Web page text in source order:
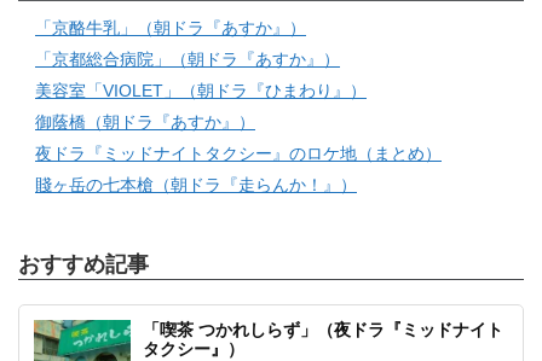
「京酪牛乳」（朝ドラ『あすか』）
「京都総合病院」（朝ドラ『あすか』）
美容室「VIOLET」（朝ドラ『ひまわり』）
御蔭橋（朝ドラ『あすか』）
夜ドラ『ミッドナイトタクシー』のロケ地（まとめ）
賤ヶ岳の七本槍（朝ドラ『走らんか！』）
おすすめ記事
「喫茶 つかれしらず」（夜ドラ『ミッドナイト
タクシー』）